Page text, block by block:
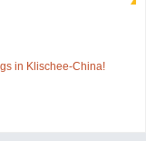
in Klischee-China!